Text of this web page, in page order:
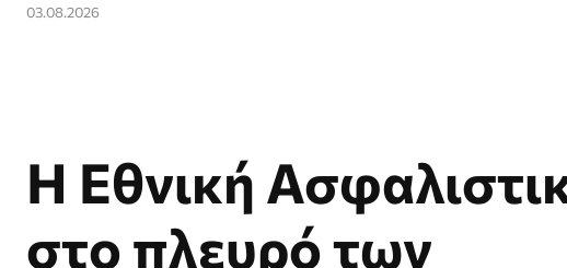
03.08.2026